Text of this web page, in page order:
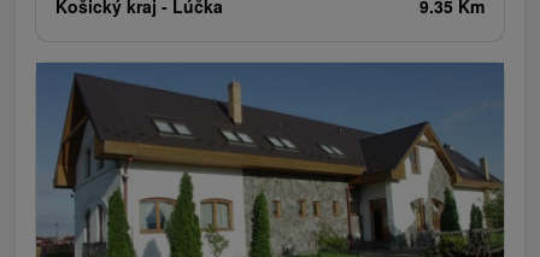
Košický kraj - Lúčka 9.35 Km